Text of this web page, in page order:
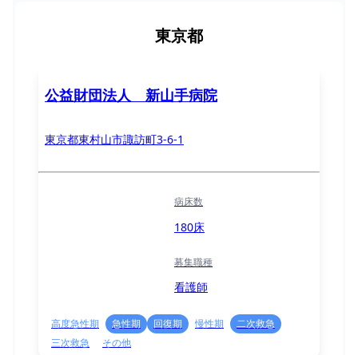
東京都
公益財団法人 新山手病院
東京都東村山市諏訪町3-6-1
病床数
180床
募集職種
看護師
高度急性期 急性期 回復期 慢性期
二次救急
三次救急
その他